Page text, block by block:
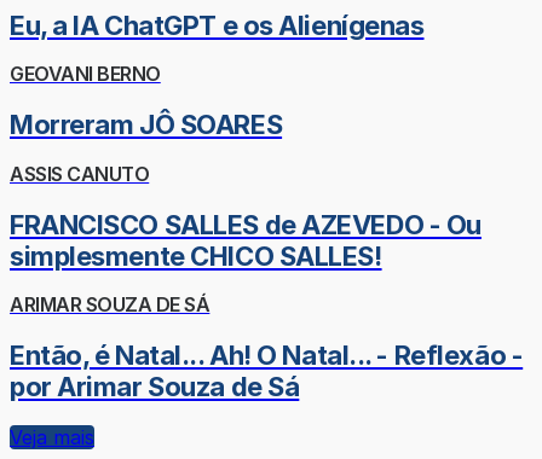
Eu, a IA ChatGPT e os Alienígenas
GEOVANI BERNO
Morreram JÔ SOARES
ASSIS CANUTO
FRANCISCO SALLES de AZEVEDO - Ou
simplesmente CHICO SALLES!
ARIMAR SOUZA DE SÁ
Então, é Natal... Ah! O Natal... - Reflexão -
por Arimar Souza de Sá
Veja mais